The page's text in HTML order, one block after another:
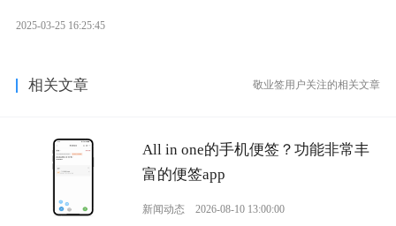
2025-03-25 16:25:45
相关文章 敬业签用户关注的相关文章
All in one的手机便签？功能非常丰
富的便签app
新闻动态 2026-08-10 13:00:00